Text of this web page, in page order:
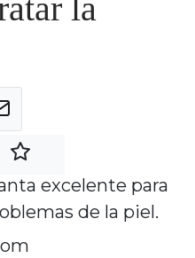
la
excelente para
de la piel.